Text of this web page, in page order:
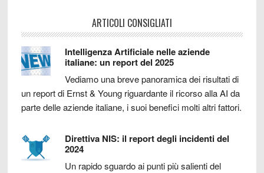
ARTICOLI CONSIGLIATI
Intelligenza Artificiale nelle aziende
italiane: un report del 2025
Vediamo una breve panoramica dei risultati di
un report di Ernst & Young riguardante il ricorso alla AI da
parte delle aziende italiane, i suoi benefici molti altri fattori.
Direttiva NIS: il report degli incidenti del
2024
Un rapido sguardo ai punti più salienti del